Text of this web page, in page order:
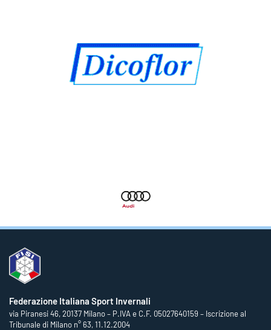
Federazione Italiana Sport Invernali
via Piranesi 46, 20137 Milano – P.IVA e C.F. 05027640159 – Iscrizione al
Tribunale di Milano n° 63, 11.12.2004